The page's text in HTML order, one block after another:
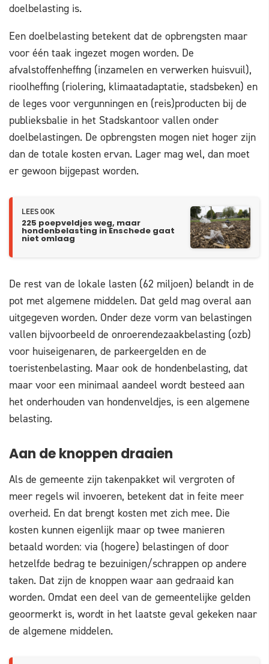
doelbelasting is.
Een doelbelasting betekent dat de opbrengsten maar
voor één taak ingezet mogen worden. De
afvalstoffenheffing (inzamelen en verwerken huisvuil),
rioolheffing (riolering, klimaatadaptatie, stadsbeken) en
de leges voor vergunningen en (reis)producten bij de
publieksbalie in het Stadskantoor vallen onder
doelbelastingen. De opbrengsten mogen niet hoger zijn
dan de totale kosten ervan. Lager mag wel, dan moet
er gewoon bijgepast worden.
LEES OOK
225 poepveldjes weg, maar
hondenbelasting in Enschede gaat
niet omlaag
De rest van de lokale lasten (62 miljoen) belandt in de
pot met algemene middelen. Dat geld mag overal aan
uitgegeven worden. Onder deze vorm van belastingen
vallen bijvoorbeeld de onroerendezaakbelasting (ozb)
voor huiseigenaren, de parkeergelden en de
toeristenbelasting. Maar ook de hondenbelasting, dat
maar voor een minimaal aandeel wordt besteed aan
het onderhouden van hondenveldjes, is een algemene
belasting.
Aan de knoppen draaien
Als de gemeente zijn takenpakket wil vergroten of
meer regels wil invoeren, betekent dat in feite meer
overheid. En dat brengt kosten met zich mee. Die
kosten kunnen eigenlijk maar op twee manieren
betaald worden: via (hogere) belastingen of door
hetzelfde bedrag te bezuinigen/schrappen op andere
taken. Dat zijn de knoppen waar aan gedraaid kan
worden. Omdat een deel van de gemeentelijke gelden
geoormerkt is, wordt in het laatste geval gekeken naar
de algemene middelen.